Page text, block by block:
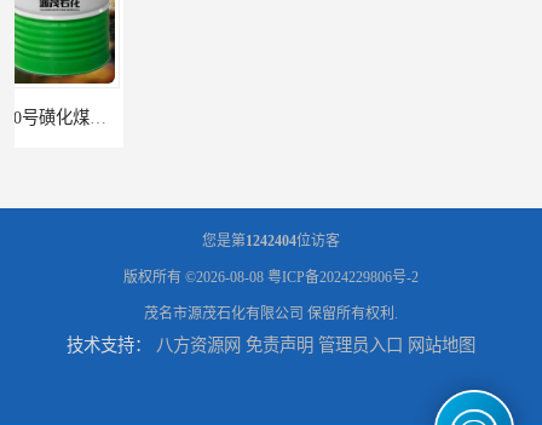
您是第1242404位访客
版权所有 ©2026-08-08 粤ICP备2024229806号-2
茂名市源茂石化有限公司 保留所有权利.
技术支持： 八方资源网 免责声明 管理员入口 网站地图